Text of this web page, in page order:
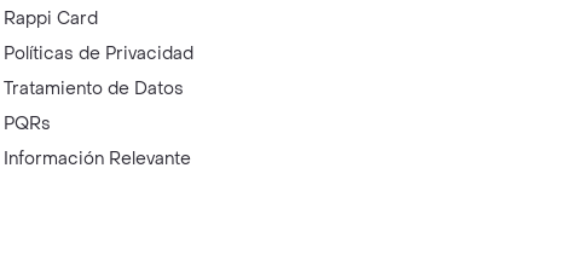
Rappi Card
Políticas de Privacidad
Tratamiento de Datos
PQRs
Información Relevante